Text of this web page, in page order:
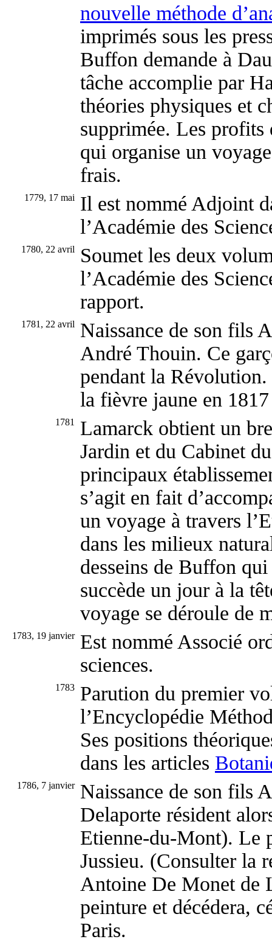
nouvelle méthode
imprimés sous les
Buffon demande à
tâche accomplie par
théories physiques et
supprimée. Les profits
qui organise un
frais.
1779, 17 mai
Il est nommé Adjoint
l’Académie des
1780, 22 avril
Soumet les deux
l’Académie des
rapport.
1781, 22 avril
Naissance de son fils
André Thouin. Ce
pendant la
la fièvre jaune en
1781
Lamarck obtient un
Jardin et du Cabinet
principaux
s’agit en fait
un voyage à travers
dans les milieux
desseins de Buffon
succède un jour à la
voyage se déroule de
1783, 19 janvier Est nommé Associé
sciences.
1783 Parution du premier
l’Encyclopédie
Ses positions
dans les articles
1786, 7 janvier Naissance de son fils
Delaporte résident
Etienne-du-Mont). Le
Jussieu. (Consulter la
Antoine De Monet de
peinture et décédera,
Paris.